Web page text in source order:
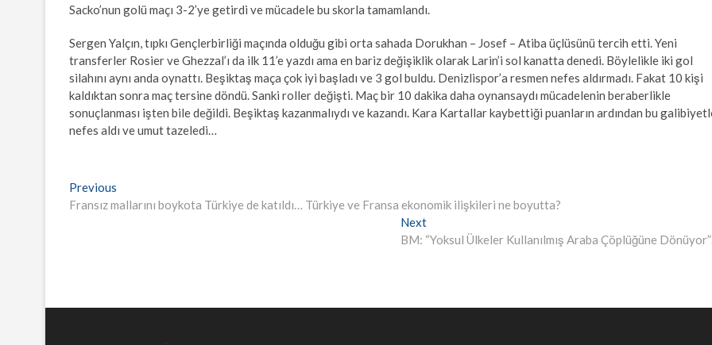
Sacko’nun golü maçı 3-2’ye getirdi ve mücadele bu skorla tamamlandı.
Sergen Yalçın, tıpkı Gençlerbirliği maçında olduğu gibi orta sahada Dorukhan – Josef – Atiba üçlüsünü tercih etti. Yeni
transferler Rosier ve Ghezzal’ı da ilk 11’e yazdı ama en bariz değişiklik olarak Larin’i sol kanatta denedi. Böylelikle iki gol
silahını aynı anda oynattı. Beşiktaş maça çok iyi başladı ve 3 gol buldu. Denizlispor’a resmen nefes aldırmadı. Fakat 10 kişi
kaldıktan sonra maç tersine döndü. Sanki roller değişti. Maç bir 10 dakika daha oynansaydı mücadelenin beraberlikle
sonuçlanması işten bile değildi. Beşiktaş kazanmalıydı ve kazandı. Kara Kartallar kaybettiği puanların ardından bu
nefes aldı ve umut tazeledi…
Yazı
gezinmesi
Previous
post:
Fransız mallarını boykota Türkiye de katıldı… Türkiye ve Fransa ekonomik ilişkileri ne boyutta?
NextNext
post:
BM: “Yoksul Ülkeler Kullanılmış Araba Çöplüğüne